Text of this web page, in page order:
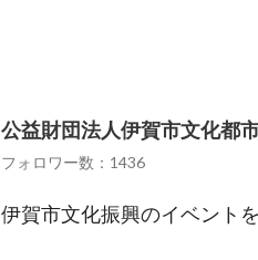
公益財団法人伊賀市文化都
フォロワー数：1436
伊賀市文化振興のイベント